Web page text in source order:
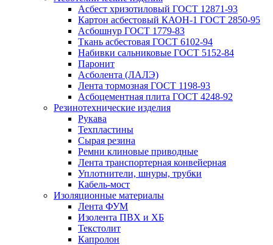
Асбест хризотиловый ГОСТ 12871-93
Картон aсбестовый КАОН-1 ГОСТ 2850-95
Асбошнур ГОСТ 1779-83
Ткань асбестовая ГОСТ 6102-94
Набивки сальниковые ГОСТ 5152-84
Паронит
Асболента (ЛАЛЭ)
Лента тормозная ГОСТ 1198-93
Асбоцементная плита ГОСТ 4248-92
Резинотехнические изделия
Рукава
Техпластины
Сырая резина
Ремни клиновые приводные
Лента транспортерная конвейерная
Уплотнители, шнуры, трубки
Кабель-мост
Изоляционные материалы
Лента ФУМ
Изолента ПВХ и ХБ
Текстолит
Капролон